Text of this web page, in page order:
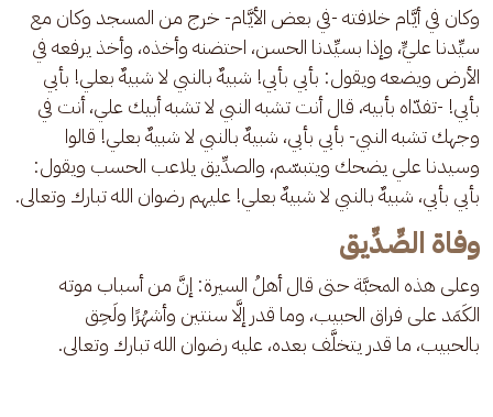
وكان في أيَّام خلافته -في بعض الأيَّام- خرج من المسجد وكان مع
سيِّدنا عليٍّ، وإذا بسيِّدنا الحسن، احتضنه وأخذه، وأخذ يرفعه في
الأرض ويضعه ويقول: بأبي بأبي! شبيهٌ بالنبي لا شبيهٌ بعلي! بأبي
بأبي! -تفدّاه بأبيه، قال أنت تشبه النبي لا تشبه أبيك علي، أنت في
وجهك تشبه النبي- بأبي بأبي، شبيهٌ بالنبي لا شبيهٌ بعلي! قالوا
وسيدنا علي يضحك ويتبسّم، والصدِّيق يلاعب الحسب ويقول:
بأبي بأبي، شبيهٌ بالنبي لا شبيهٌ بعلي! عليهم رضوان الله تبارك وتعالى.
وفاة الصِّدِّيق
وعلى هذه المحبَّة حتى قال أهلُ السيرة: إنَّ من أسباب موته
الكَمَد على فراق الحبيب، وما قدر إلَّا سنتين وأشهُرًا ولَحِق
بالحبيب، ما قدر يتخلَّف بعده، عليه رضوان الله تبارك وتعالى.